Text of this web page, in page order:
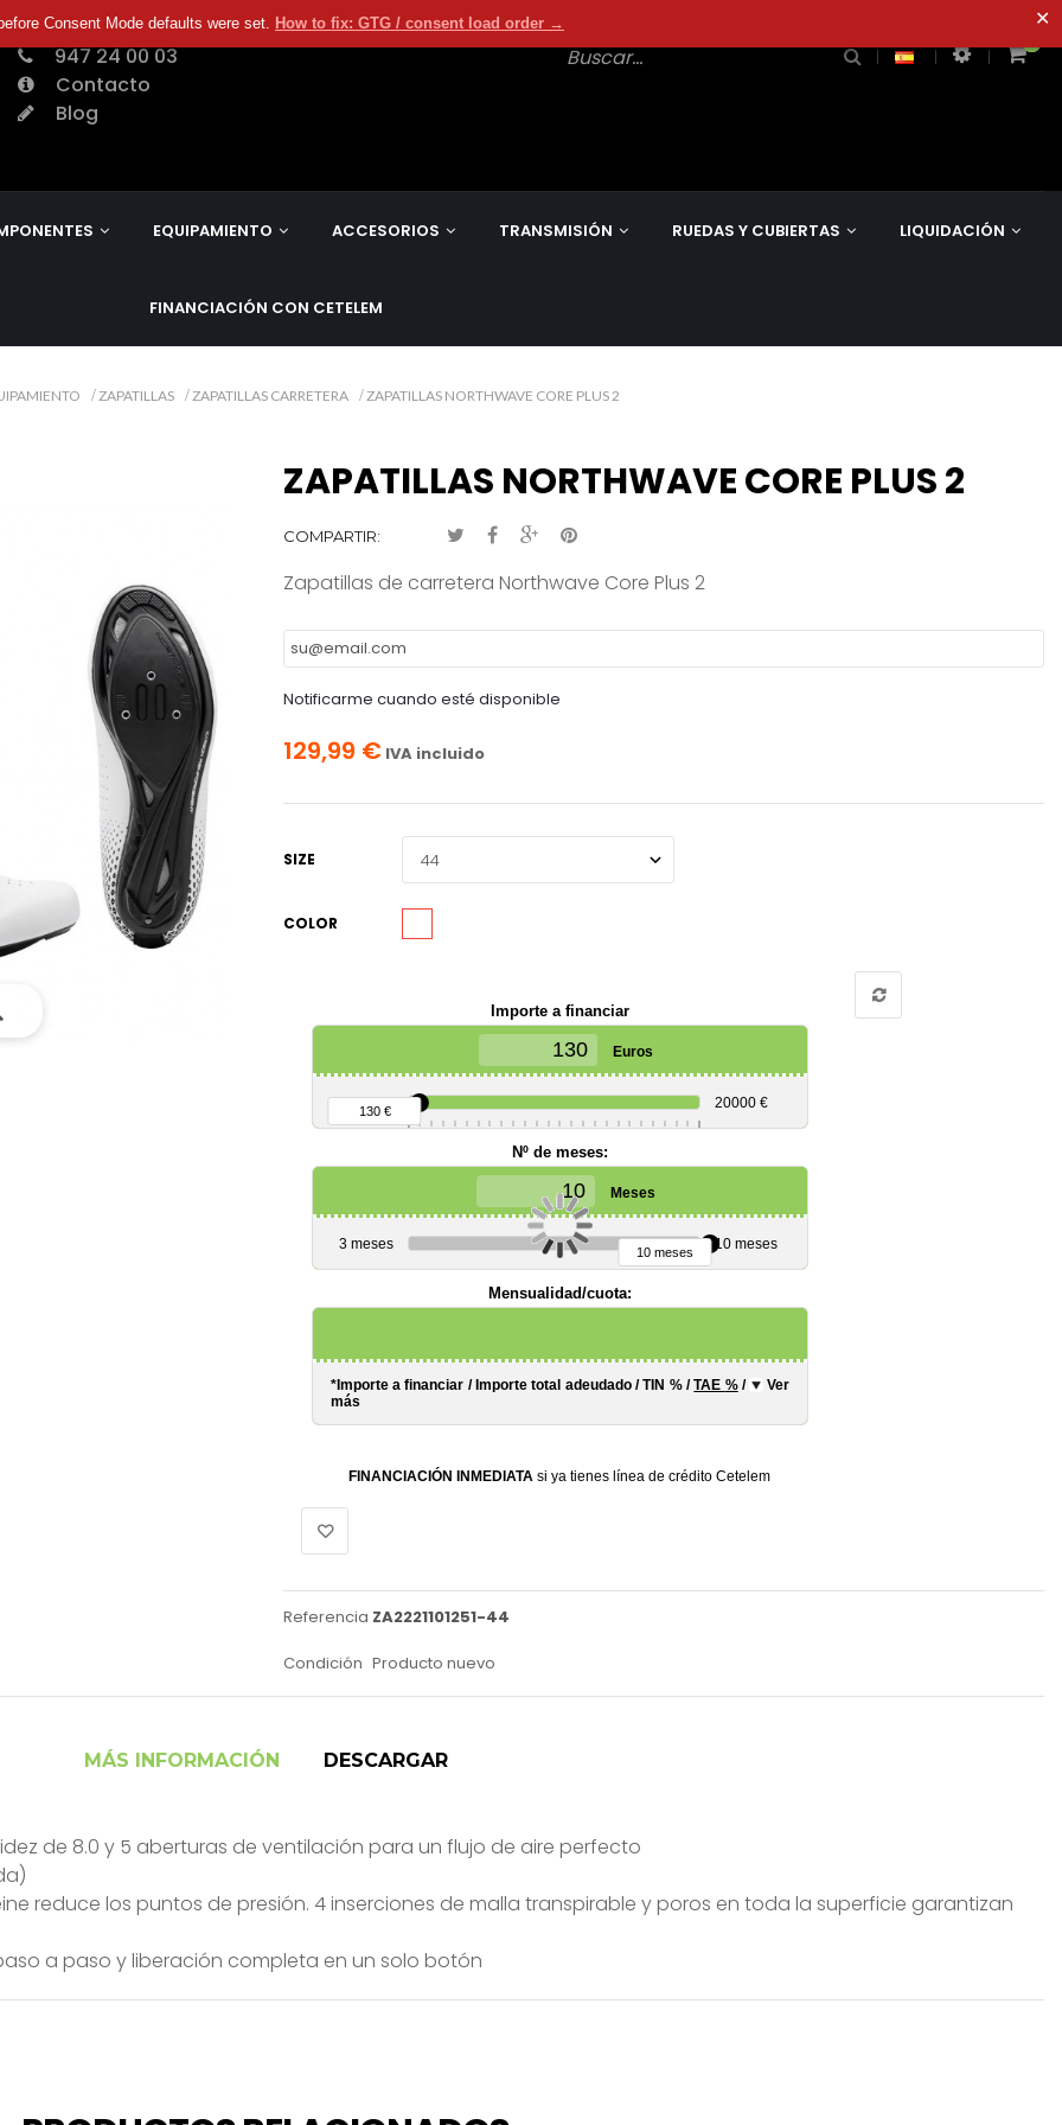
Consent Mode defaults were set. How to fix: GTG / consent load order → ✕
947 24 00 03
Contacto
Blog
0
0
EQUIPAMIENTO ACCESORIOS TRANSMISIÓN RUEDAS Y CUBIERTAS LIQUIDACIÓN
FINANCIACIÓN CON CETELEM
ZAPATILLAS ZAPATILLAS CARRETERA ZAPATILLAS NORTHWAVE CORE PLUS 2
ZAPATILLAS NORTHWAVE CORE PLUS 2
COMPARTIR:
Zapatillas de carretera Northwave Core Plus 2
Notificarme cuando esté disponible
129,99 € IVA incluido
SIZE
COLOR
Importe a financiar
Euros
90 €
130 € 20000 €
Nº de meses:
Meses
3 meses 10 meses 10 meses
Mensualidad/cuota:
*Importe a financiar /Importe total adeudado/TIN %/TAE %/
Ver
más
FINANCIACIÓN INMEDIATA si ya tienes línea de crédito Cetelem
Referencia ZA2221101251-44
Condición Producto nuevo
MÁS INFORMACIÓN DESCARGAR
de 8.0 y 5 aberturas de ventilación para un flujo de aire perfecto
reduce los puntos de presión. 4 inserciones de malla transpirable y poros en toda la superficie garantizan
a paso y liberación completa en un solo botón